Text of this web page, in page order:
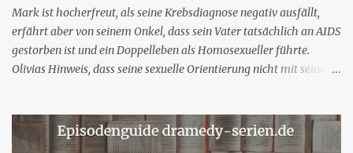
Hans Nitschke Erich Räuker Heinz Giese Major Frank
„Frettchengesicht“ Burns Larry Linville Uwe Paulsen (...
Mark ist hocherfreut, als seine Krebsdiagnose negativ ausfällt,
erfährt aber von seinem Onkel, dass sein Vater tatsächlich an AIDS
gestorben ist und ein Doppelleben als Homosexueller führte.
Olivias Hinweis, dass seine sexuelle Orientierung nicht mit seiner
Buchungsfehlers zurechtzuweisen. Rachel erwägt, einen neuen
Schreibauftrag anzunehmen, aber Shane besteht darauf, dass sie